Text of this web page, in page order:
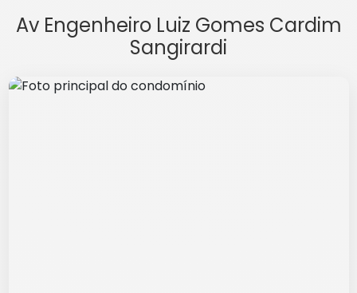
Av Engenheiro Luiz Gomes Cardim
Sangirardi